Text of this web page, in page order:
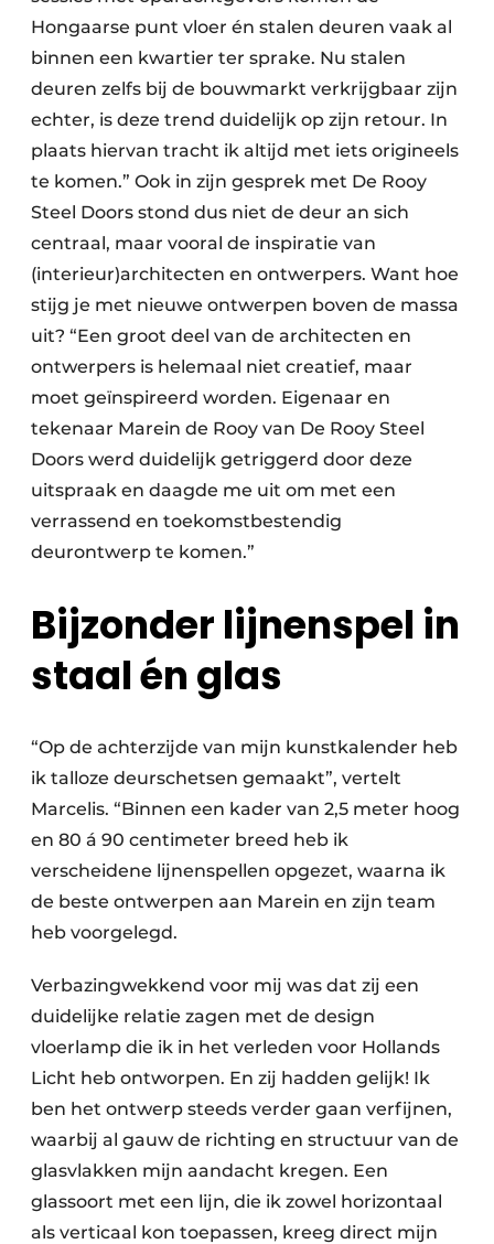
Hongaarse punt vloer én stalen deuren vaak al
binnen een kwartier ter sprake. Nu stalen
deuren zelfs bij de bouwmarkt verkrijgbaar zijn
echter, is deze trend duidelijk op zijn retour. In
plaats hiervan tracht ik altijd met iets origineels
te komen.” Ook in zijn gesprek met De Rooy
Steel Doors stond dus niet de deur an sich
centraal, maar vooral de inspiratie van
(interieur)architecten en ontwerpers. Want hoe
stijg je met nieuwe ontwerpen boven de massa
uit? “Een groot deel van de architecten en
ontwerpers is helemaal niet creatief, maar
moet geïnspireerd worden. Eigenaar en
tekenaar Marein de Rooy van De Rooy Steel
Doors werd duidelijk getriggerd door deze
uitspraak en daagde me uit om met een
verrassend en toekomstbestendig
deurontwerp te komen.”
Bijzonder lijnenspel in
staal én glas
“Op de achterzijde van mijn kunstkalender heb
ik talloze deurschetsen gemaakt”, vertelt
Marcelis. “Binnen een kader van 2,5 meter hoog
en 80 á 90 centimeter breed heb ik
verscheidene lijnenspellen opgezet, waarna ik
de beste ontwerpen aan Marein en zijn team
heb voorgelegd.
Verbazingwekkend voor mij was dat zij een
duidelijke relatie zagen met de design
vloerlamp die ik in het verleden voor Hollands
Licht heb ontworpen. En zij hadden gelijk! Ik
ben het ontwerp steeds verder gaan verfijnen,
waarbij al gauw de richting en structuur van de
glasvlakken mijn aandacht kregen. Een
glassoort met een lijn, die ik zowel horizontaal
als verticaal kon toepassen, kreeg direct mijn